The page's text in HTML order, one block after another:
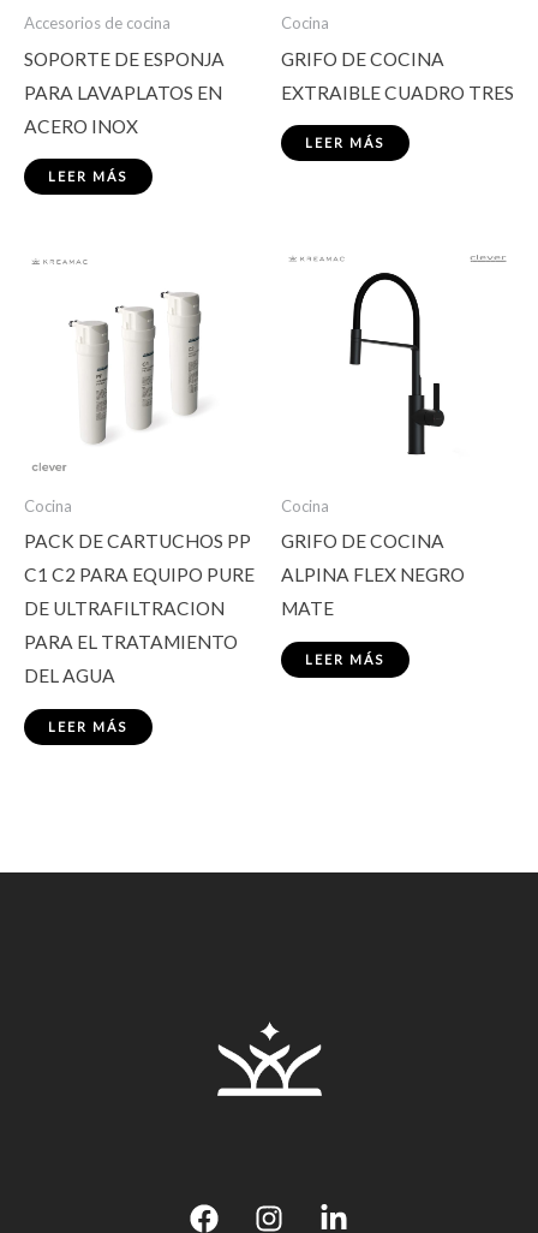
Accesorios de cocina
SOPORTE DE ESPONJA
PARA LAVAPLATOS EN
ACERO INOX
LEER MÁS
Cocina
GRIFO DE COCINA
EXTRAIBLE CUADRO TRES
LEER MÁS
Cocina
PACK DE CARTUCHOS PP
C1 C2 PARA EQUIPO PURE
DE ULTRAFILTRACION
PARA EL TRATAMIENTO
DEL AGUA
LEER MÁS
Cocina
GRIFO DE COCINA
ALPINA FLEX NEGRO
MATE
LEER MÁS